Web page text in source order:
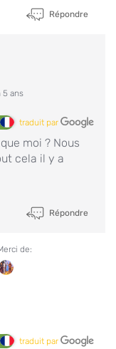
Répondre
5 ans
traduit par
moi ? Nous
cela il y a
Répondre
de:
traduit par